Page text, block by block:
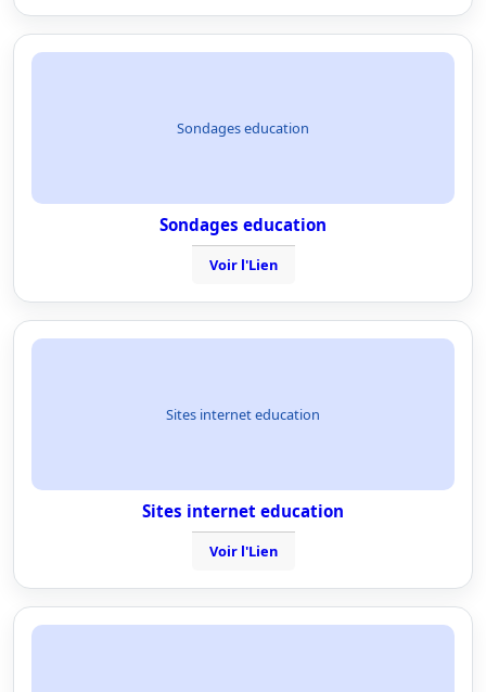
Sondages education
Sondages education
Voir l'Lien
Sites internet education
Sites internet education
Voir l'Lien